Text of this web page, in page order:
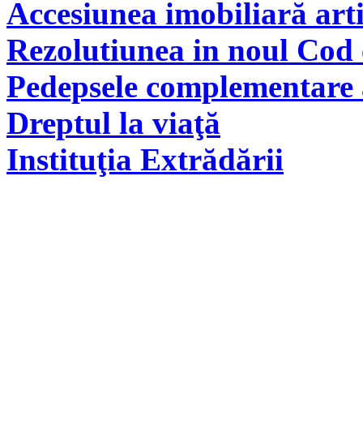
Accesiunea imobiliară
Rezolutiunea in noul
Pedepsele
Dreptul la viaţă
Instituţia Extrădării